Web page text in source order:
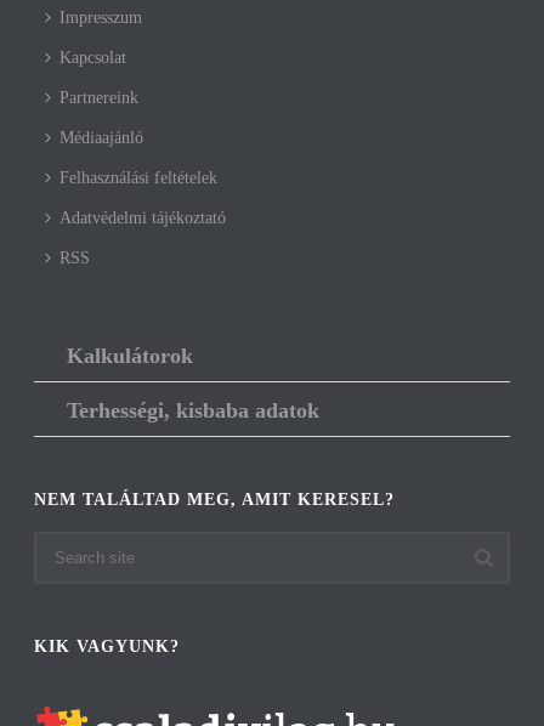
Impresszum
Kapcsolat
Partnereink
Médiaajánló
Felhasználási feltételek
Adatvédelmi tájékoztató
RSS
Kalkulátorok
Terhességi, kisbaba adatok
NEM TALÁLTAD MEG, AMIT KERESEL?
KIK VAGYUNK?